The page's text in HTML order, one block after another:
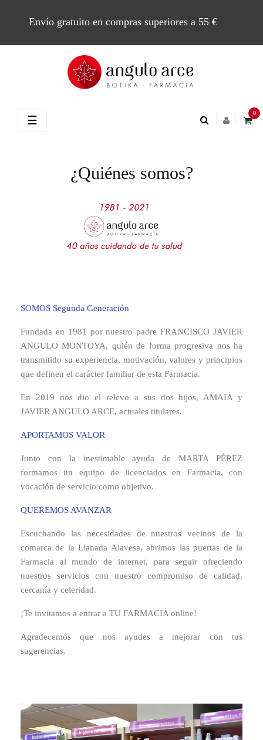
Envío gratuito en compras superiores a 55 €
0
Navegación
☰
¿Quiénes somos?
SOMOS Segunda Generación
Fundada en 1981 por nuestro padre FRANCISCO JAVIER
ANGULO MONTOYA, quién de forma progresiva nos ha
transmitido su experiencia, motivación, valores y principios
que definen el carácter familiar de esta Farmacia.
En 2019 nos dio el relevo a sus dos hijos, AMAIA y
JAVIER ANGULO ARCE, actuales titulares.
APORTAMOS VALOR
Junto con la inestimable ayuda de MARTA PÉREZ
formamos un equipo de licenciados en Farmacia, con
vocación de servicio como objetivo.
QUEREMOS AVANZAR
Escuchando las necesidades de nuestros vecinos de la
comarca de la Llanada Alavesa, abrimos las puertas de la
Farmacia al mundo de internet, para seguir ofreciendo
nuestros servicios con nuestro compromiso de calidad,
cercanía y celeridad.
¡Te invitamos a entrar a TU FARMACIA online!
Agradecemos que nos ayudes a mejorar con tus
sugerencias.